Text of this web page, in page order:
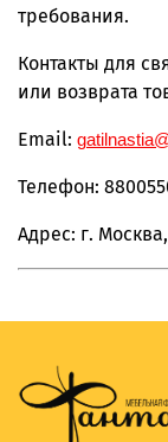
требования.
Контакты для
или возврата
Email: gatilnastia
Телефон:
Адрес: г.